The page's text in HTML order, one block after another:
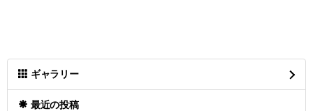
ギャラリー
最近の投稿